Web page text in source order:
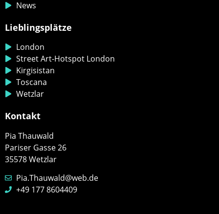
News
Lieblingsplätze
London
Street Art-Hotspot London
Kirgisistan
Toscana
Wetzlar
Kontakt
Pia Thauwald
Pariser Gasse 26
35578 Wetzlar
Pia.Thauwald@web.de
+49 177 8604409